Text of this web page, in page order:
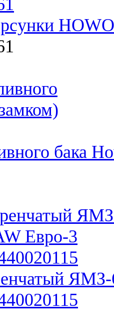
бака